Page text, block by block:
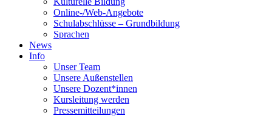
Online-/Web-Angebote
Schulabschlüsse – Grundbildung
Sprachen
News
Info
Unser Team
Unsere Außenstellen
Unsere Dozent*innen
Kursleitung werden
Pressemitteilungen